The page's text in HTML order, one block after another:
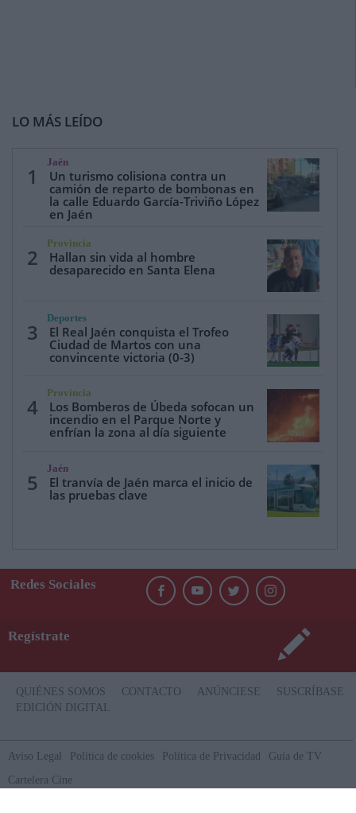
LO MÁS LEÍDO
1
Jaén
Un turismo colisiona contra un
camión de reparto de bombonas en
la calle Eduardo García-Triviño López
en Jaén
2
Provincia
Hallan sin vida al hombre
desaparecido en Santa Elena
3
Deportes
El Real Jaén conquista el Trofeo
Ciudad de Martos con una
convincente victoria (0-3)
4
Provincia
Los Bomberos de Úbeda sofocan un
incendio en el Parque Norte y
enfrían la zona al día siguiente
5
Jaén
El tranvía de Jaén marca el inicio de
las pruebas clave
Redes Sociales
Regístrate
QUIÉNES SOMOS CONTACTO ANÚNCIESE
SUSCRÍBASE
EDICIÓN DIGITAL
Aviso Legal Politica de cookies Política de Privacidad
Guía de TV
Cartelera Cine